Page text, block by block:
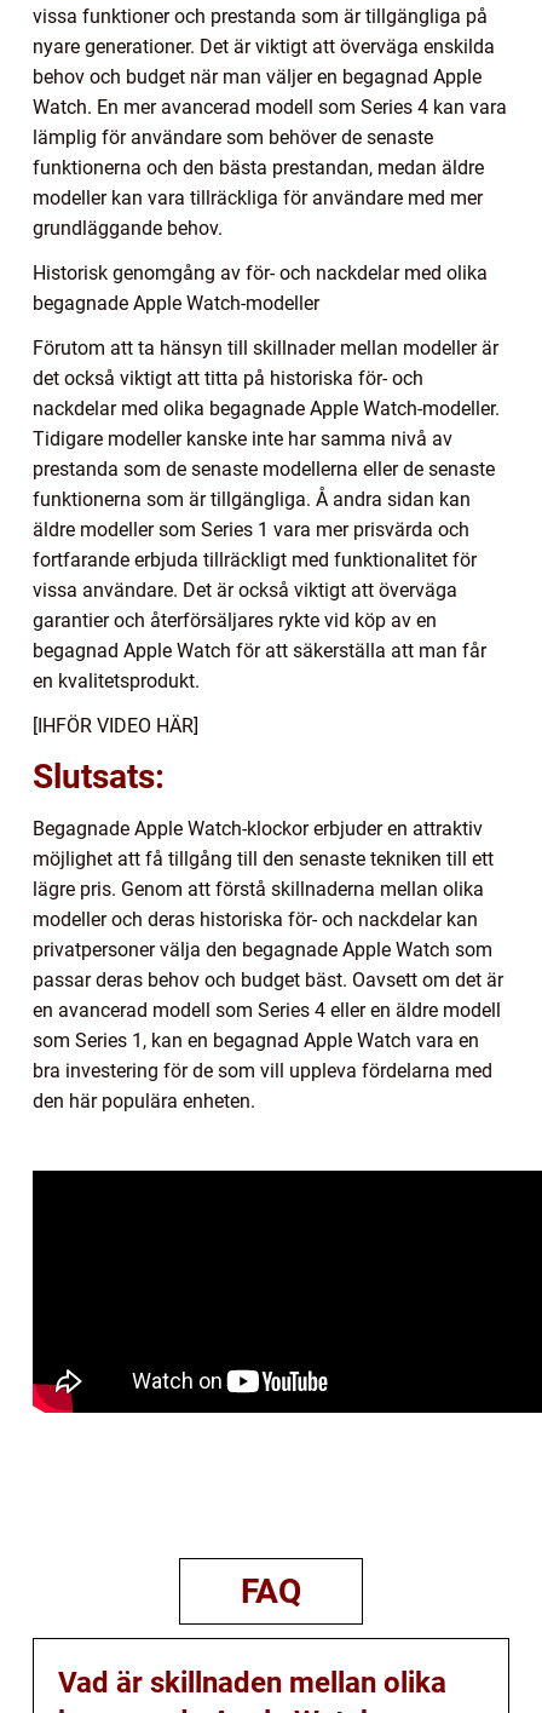
vissa funktioner och prestanda som är tillgängliga på
nyare generationer. Det är viktigt att överväga enskilda
behov och budget när man väljer en begagnad Apple
Watch. En mer avancerad modell som Series 4 kan vara
lämplig för användare som behöver de senaste
funktionerna och den bästa prestandan, medan äldre
modeller kan vara tillräckliga för användare med mer
grundläggande behov.
Historisk genomgång av för- och nackdelar med olika
begagnade Apple Watch-modeller
Förutom att ta hänsyn till skillnader mellan modeller är
det också viktigt att titta på historiska för- och
nackdelar med olika begagnade Apple Watch-modeller.
Tidigare modeller kanske inte har samma nivå av
prestanda som de senaste modellerna eller de senaste
funktionerna som är tillgängliga. Å andra sidan kan
äldre modeller som Series 1 vara mer prisvärda och
fortfarande erbjuda tillräckligt med funktionalitet för
vissa användare. Det är också viktigt att överväga
garantier och återförsäljares rykte vid köp av en
begagnad Apple Watch för att säkerställa att man får
en kvalitetsprodukt.
[IHFÖR VIDEO HÄR]
Slutsats:
Begagnade Apple Watch-klockor erbjuder en attraktiv
möjlighet att få tillgång till den senaste tekniken till ett
lägre pris. Genom att förstå skillnaderna mellan olika
modeller och deras historiska för- och nackdelar kan
privatpersoner välja den begagnade Apple Watch som
passar deras behov och budget bäst. Oavsett om det är
en avancerad modell som Series 4 eller en äldre modell
som Series 1, kan en begagnad Apple Watch vara en
bra investering för de som vill uppleva fördelarna med
den här populära enheten.
FAQ
Vad är skillnaden mellan olika